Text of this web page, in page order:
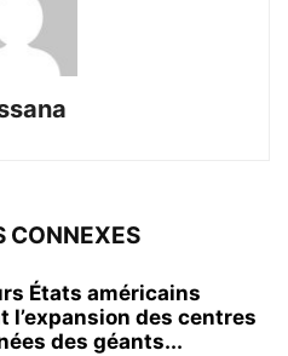
CONNEXES
États américains
l’expansion des centres
des géants...